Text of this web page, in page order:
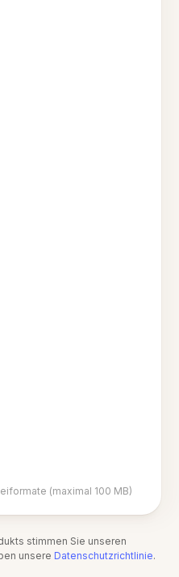
(maximal 100 MB)
stimmen Sie unseren
unsere Datenschutzrichtlinie.